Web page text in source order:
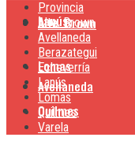
Lanús
Lomas
Quilmes
Alte. Brown
Avellaneda
Provincia
Alte. Brown
Avellaneda
Berazategui
Echeverría
Lanús
Lomas
Quilmes
Varela